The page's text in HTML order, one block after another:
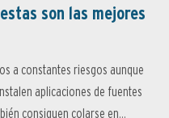
son las mejores
a constantes riesgos aunque
aplicaciones de fuentes
consiguen colarse en...